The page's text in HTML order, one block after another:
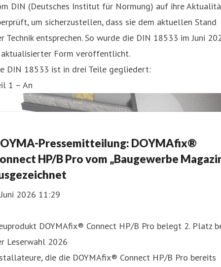
DIN (Deutsches Institut für Normung) auf ihre
um sicherzustellen, dass sie dem aktuellen Stand
Technik entsprechen. So wurde die DIN 18533 im Juni
Form veröffentlicht.
DIN 18533 ist in drei Teile gegliedert:
1 – An
Pressemitteilung: DOYMAfix®
HP/B Pro vom „Baugewerbe
2026 11:29
DOYMAfix® Connect HP/B Pro belegt 2. Platz
Leserwahl 2026
die die DOYMAfix® Connect HP/B Pro bereits